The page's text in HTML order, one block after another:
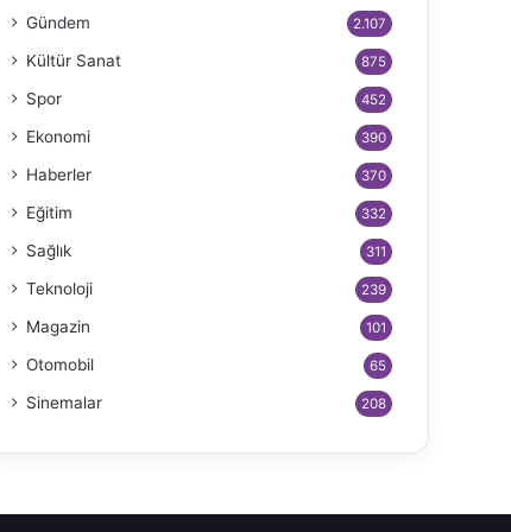
Gündem 2.107
Kültür Sanat 875
Spor 452
Ekonomi 390
Haberler 370
Eğitim 332
Sağlık 311
Teknoloji 239
Magazin 101
Otomobil 65
Sinemalar 208